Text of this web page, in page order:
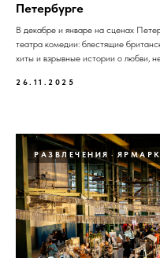
Петербурге
В декабре и январе на сценах
театра комедии: блестящие
хиты и взрывные истории о любви,
26.11.2025
РАЗВЛЕЧЕНИЯ